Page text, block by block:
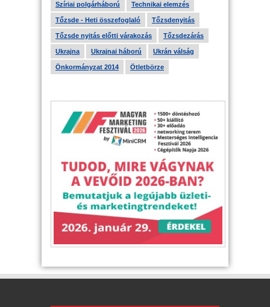
Szíriai polgárháború Technikai elemzés
Tőzsde - Heti összefoglaló Tőzsdenyitás
Tőzsde nyitás előtti várakozás Tőzsdezárás
Ukrajna Ukrajnai háború Ukrán válság
Önkormányzat 2014 Ötletbörze